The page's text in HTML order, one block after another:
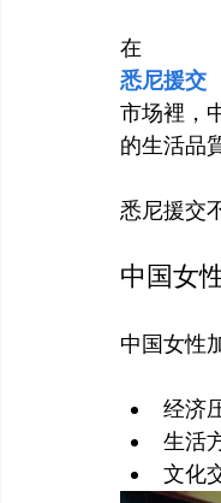
在
悉尼援交
市场裡，
的生活品
中国女
经济
生活
文化